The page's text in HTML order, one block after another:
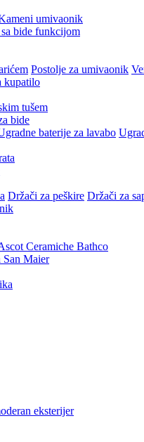
umivaonik
bide funkcijom
Postolje za umivaonik
kupatilo
tušem
bide
baterije za lavabo
Držači za peškire Držači za
Ceramiche Bathco
Maier
eksterijer